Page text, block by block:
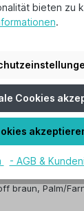
2026
braun, Palm/
bieten zu
.
Cookies
- AGB &